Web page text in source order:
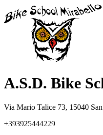
A.S.D. Bike
Via Mario Talice 73, 15040
+393925444229